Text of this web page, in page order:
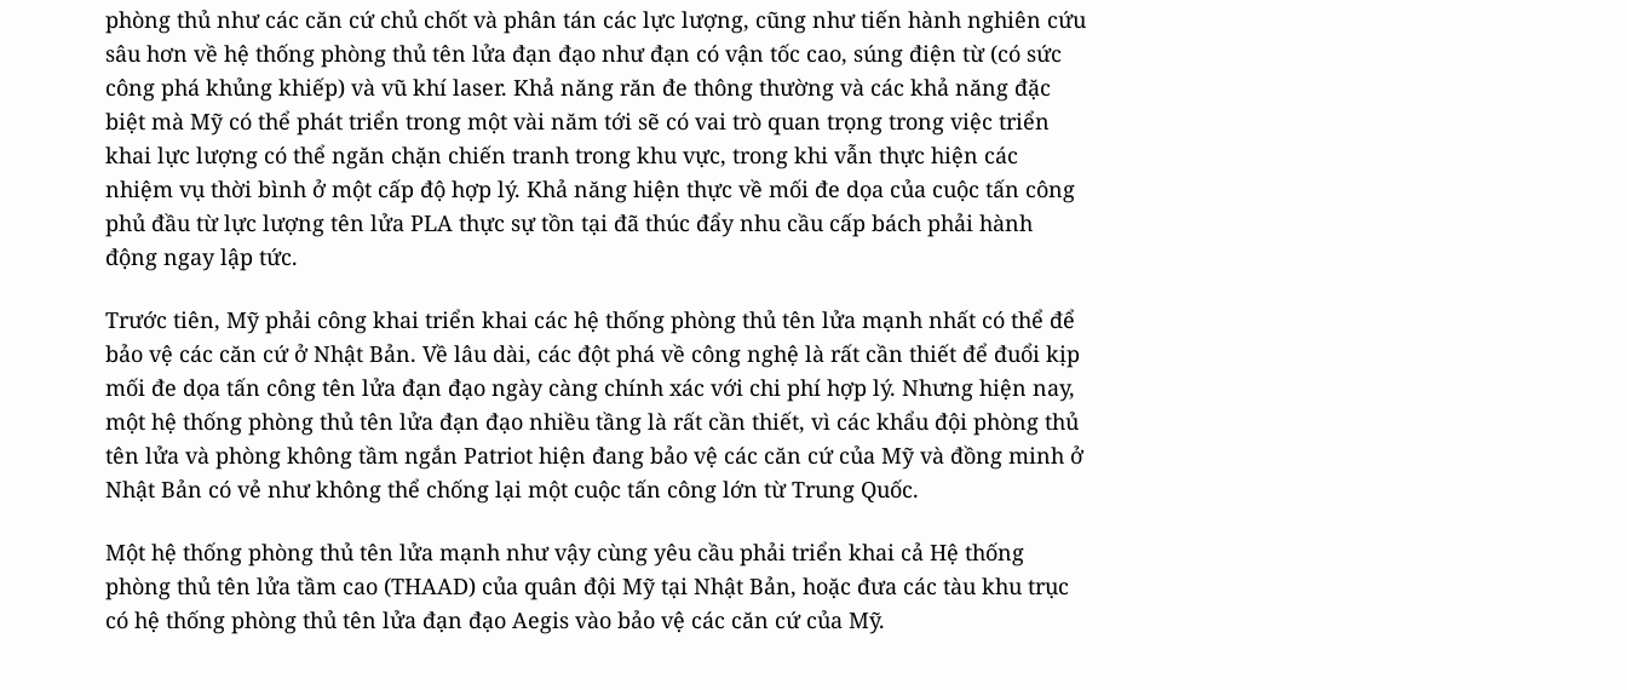
phòng thủ như các căn cứ chủ chốt và phân tán các lực lượng, cũng như tiến hành nghiên cứu
sâu hơn về hệ thống phòng thủ tên lửa đạn đạo như đạn có vận tốc cao, súng điện từ (có sức
công phá khủng khiếp) và vũ khí laser. Khả năng răn đe thông thường và các khả năng đặc
biệt mà Mỹ có thể phát triển trong một vài năm tới sẽ có vai trò quan trọng trong việc triển
khai lực lượng có thể ngăn chặn chiến tranh trong khu vực, trong khi vẫn thực hiện các
nhiệm vụ thời bình ở một cấp độ hợp lý. Khả năng hiện thực về mối đe dọa của cuộc tấn công
phủ đầu từ lực lượng tên lửa PLA thực sự tồn tại đã thúc đẩy nhu cầu cấp bách phải hành
động ngay lập tức.
Trước tiên, Mỹ phải công khai triển khai các hệ thống phòng thủ tên lửa mạnh nhất có thể để
bảo vệ các căn cứ ở Nhật Bản. Về lâu dài, các đột phá về công nghệ là rất cần thiết để đuổi kịp
mối đe dọa tấn công tên lửa đạn đạo ngày càng chính xác với chi phí hợp lý. Nhưng hiện nay,
một hệ thống phòng thủ tên lửa đạn đạo nhiều tầng là rất cần thiết, vì các khẩu đội phòng thủ
tên lửa và phòng không tầm ngắn Patriot hiện đang bảo vệ các căn cứ của Mỹ và đồng minh ở
Nhật Bản có vẻ như không thể chống lại một cuộc tấn công lớn từ Trung Quốc.
Một hệ thống phòng thủ tên lửa mạnh như vậy cùng yêu cầu phải triển khai cả Hệ thống
phòng thủ tên lửa tầm cao (THAAD) của quân đội Mỹ tại Nhật Bản, hoặc đưa các tàu khu trục
có hệ thống phòng thủ tên lửa đạn đạo Aegis vào bảo vệ các căn cứ của Mỹ.